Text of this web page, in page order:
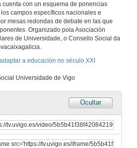
con un esquema de ponencias
campos específicos nacionales e
mesas redondas de debate en las que
Organizado pola Asociación
de Universidade, o Consello Social da
a educación no século XXI
Universidade de Vigo
Ocultar
Intervención de D. Pedro Pablo Gallego
9 de xul. de 2012
Intervención de D. Guillermo Brea Vila
9 de xul. de 2012